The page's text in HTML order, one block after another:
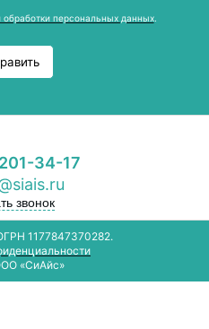
обработки персональных данных.
34-17
звонок
1177847370282.
«СиАйс»